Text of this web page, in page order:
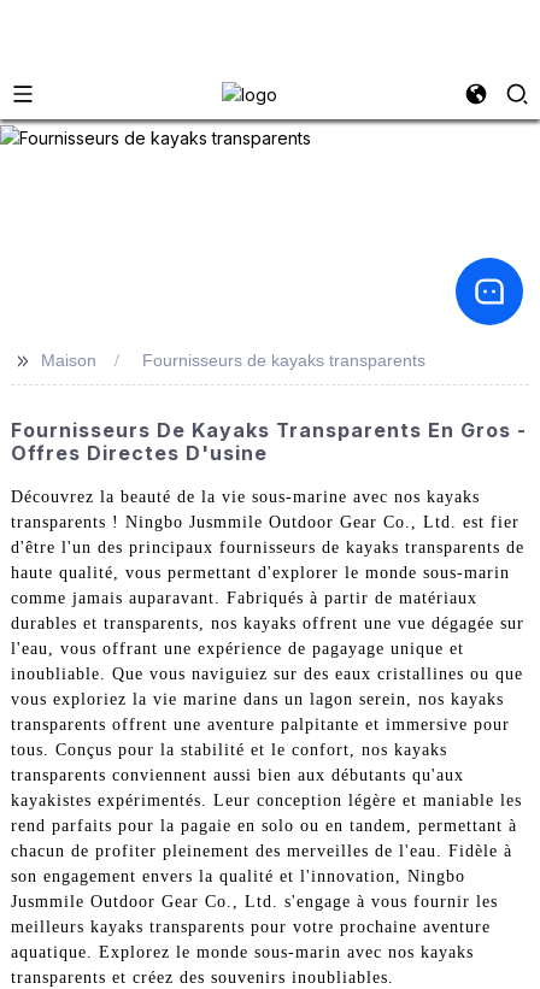
>> Maison Fournisseurs de kayaks transparents
Fournisseurs De Kayaks Transparents En Gros -
Offres Directes D'usine
Découvrez la beauté de la vie sous-marine avec nos kayaks
transparents ! Ningbo Jusmmile Outdoor Gear Co., Ltd. est fier
d'être l'un des principaux fournisseurs de kayaks transparents de
haute qualité, vous permettant d'explorer le monde sous-marin
comme jamais auparavant. Fabriqués à partir de matériaux
durables et transparents, nos kayaks offrent une vue dégagée sur
l'eau, vous offrant une expérience de pagayage unique et
inoubliable. Que vous naviguiez sur des eaux cristallines ou que
vous exploriez la vie marine dans un lagon serein, nos kayaks
transparents offrent une aventure palpitante et immersive pour
tous. Conçus pour la stabilité et le confort, nos kayaks
transparents conviennent aussi bien aux débutants qu'aux
kayakistes expérimentés. Leur conception légère et maniable les
rend parfaits pour la pagaie en solo ou en tandem, permettant à
chacun de profiter pleinement des merveilles de l'eau. Fidèle à
son engagement envers la qualité et l'innovation, Ningbo
Jusmmile Outdoor Gear Co., Ltd. s'engage à vous fournir les
meilleurs kayaks transparents pour votre prochaine aventure
aquatique. Explorez le monde sous-marin avec nos kayaks
transparents et créez des souvenirs inoubliables.